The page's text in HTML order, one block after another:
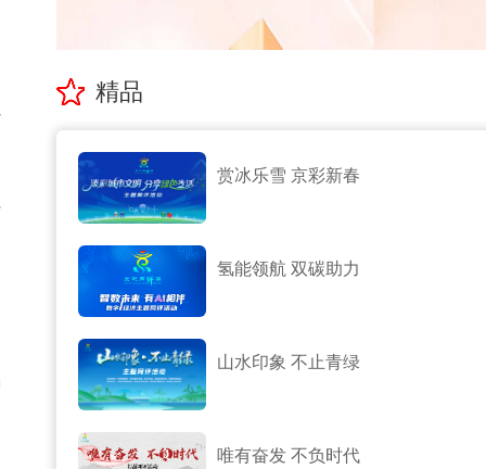
精品
赏冰乐雪 京彩新春
氢能领航 双碳助力
山水印象 不止青绿
唯有奋发 不负时代